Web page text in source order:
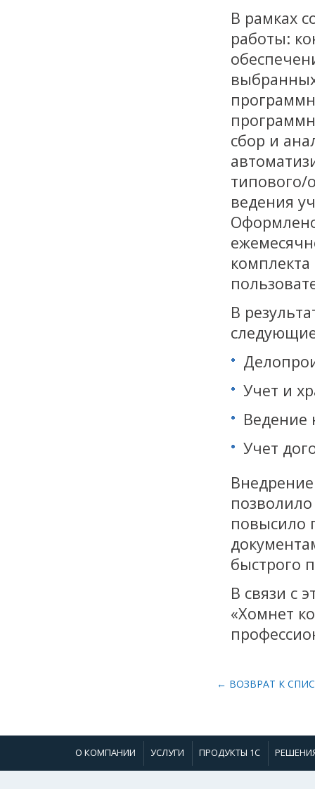
В рамках
работы:
сбор и
типового/
ведения
В
Учет и
Ведение
Учет
повысило
быстрого
В связи с
«Хомнет
← ВОЗВРАТ К
О КОМПАНИИ УСЛУГИ ПРОДУКТЫ 1С